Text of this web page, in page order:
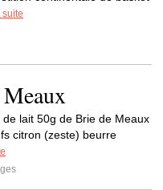
suite
lait 50g de Brie de Meaux
citron (zeste) beurre